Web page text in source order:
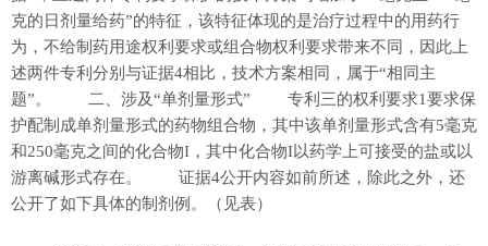
克的日剂量给药”的特征，该特征体现的是治疗过程中的用药行
为，不给制药用途权利要求或组合物权利要求带来不同，因此上
述两件专利分别与证据4相比，技术方案相同，属于“相同主
题”。 二、涉及“单剂量形式” 专利三的权利要求1要求保
护配制成单剂量形式的药物组合物，其中该单剂量形式含有5毫克
和250毫克之间的化合物I，其中化合物I以药学上可接受的盐或以
游离碱形式存在。 证据4公开内容如前所述，除此之外，还
公开了如下具体的制剂例。（见表）